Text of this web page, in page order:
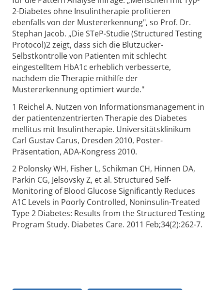
2-Diabetes ohne Insulintherapie profitieren
ebenfalls von der Mustererkennung", so Prof. Dr.
Stephan Jacob. „Die STeP-Studie (Structured Testing
Protocol)2 zeigt, dass sich die Blutzucker-
Selbstkontrolle von Patienten mit schlecht
eingestelltem HbA1c erheblich verbesserte,
nachdem die Therapie mithilfe der
Mustererkennung optimiert wurde."
1 Reichel A. Nutzen von Informationsmanagement in
der patientenzentrierten Therapie des Diabetes
mellitus mit Insulintherapie. Universitätsklinikum
Carl Gustav Carus, Dresden 2010, Poster-
Präsentation, ADA-Kongress 2010.
2 Polonsky WH, Fisher L, Schikman CH, Hinnen DA,
Parkin CG, Jelsovsky Z, et al. Structured Self-
Monitoring of Blood Glucose Significantly Reduces
A1C Levels in Poorly Controlled, Noninsulin-Treated
Type 2 Diabetes: Results from the Structured Testing
Program Study. Diabetes Care. 2011 Feb;34(2):262-7.